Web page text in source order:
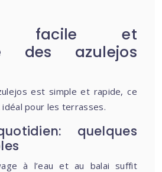
facile et
des azulejos
est simple et rapide, ce
idéal pour les terrasses.
quelques
à l’eau et au balai suffit